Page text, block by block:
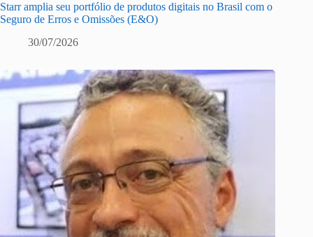
Starr amplia seu portfólio de produtos digitais no Brasil com o
Seguro de Erros e Omissões (E&O)
30/07/2026